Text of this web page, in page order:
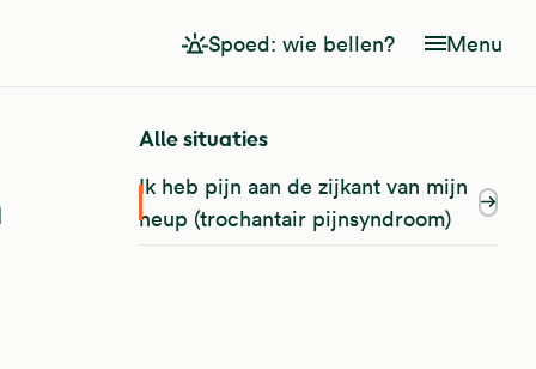
Spoed: wie bellen? Menu
Alle situaties
Ik heb pijn aan de zijkant van mijn
heup (trochantair pijnsyndroom)